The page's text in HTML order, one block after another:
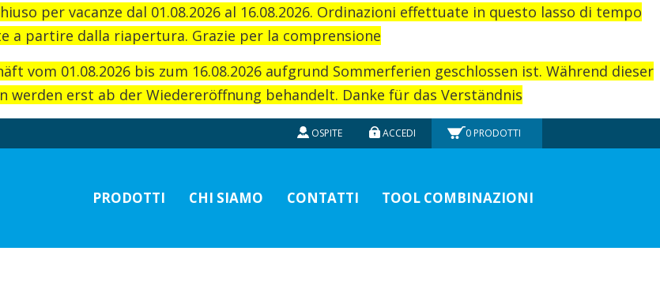
per vacanze dal 01.08.2026 al 16.08.2026. Ordinazioni effettuate in questo lasso di tempo
a partire dalla riapertura. Grazie per la comprensione
vom 01.08.2026 bis zum 16.08.2026 aufgrund Sommerferien geschlossen ist. Während dieser
werden erst ab der Wiedereröffnung behandelt. Danke für das Verständnis
OSPITE ACCEDI 0 PRODOTTI
PRODOTTI CHI SIAMO CONTATTI TOOL COMBINAZIONI